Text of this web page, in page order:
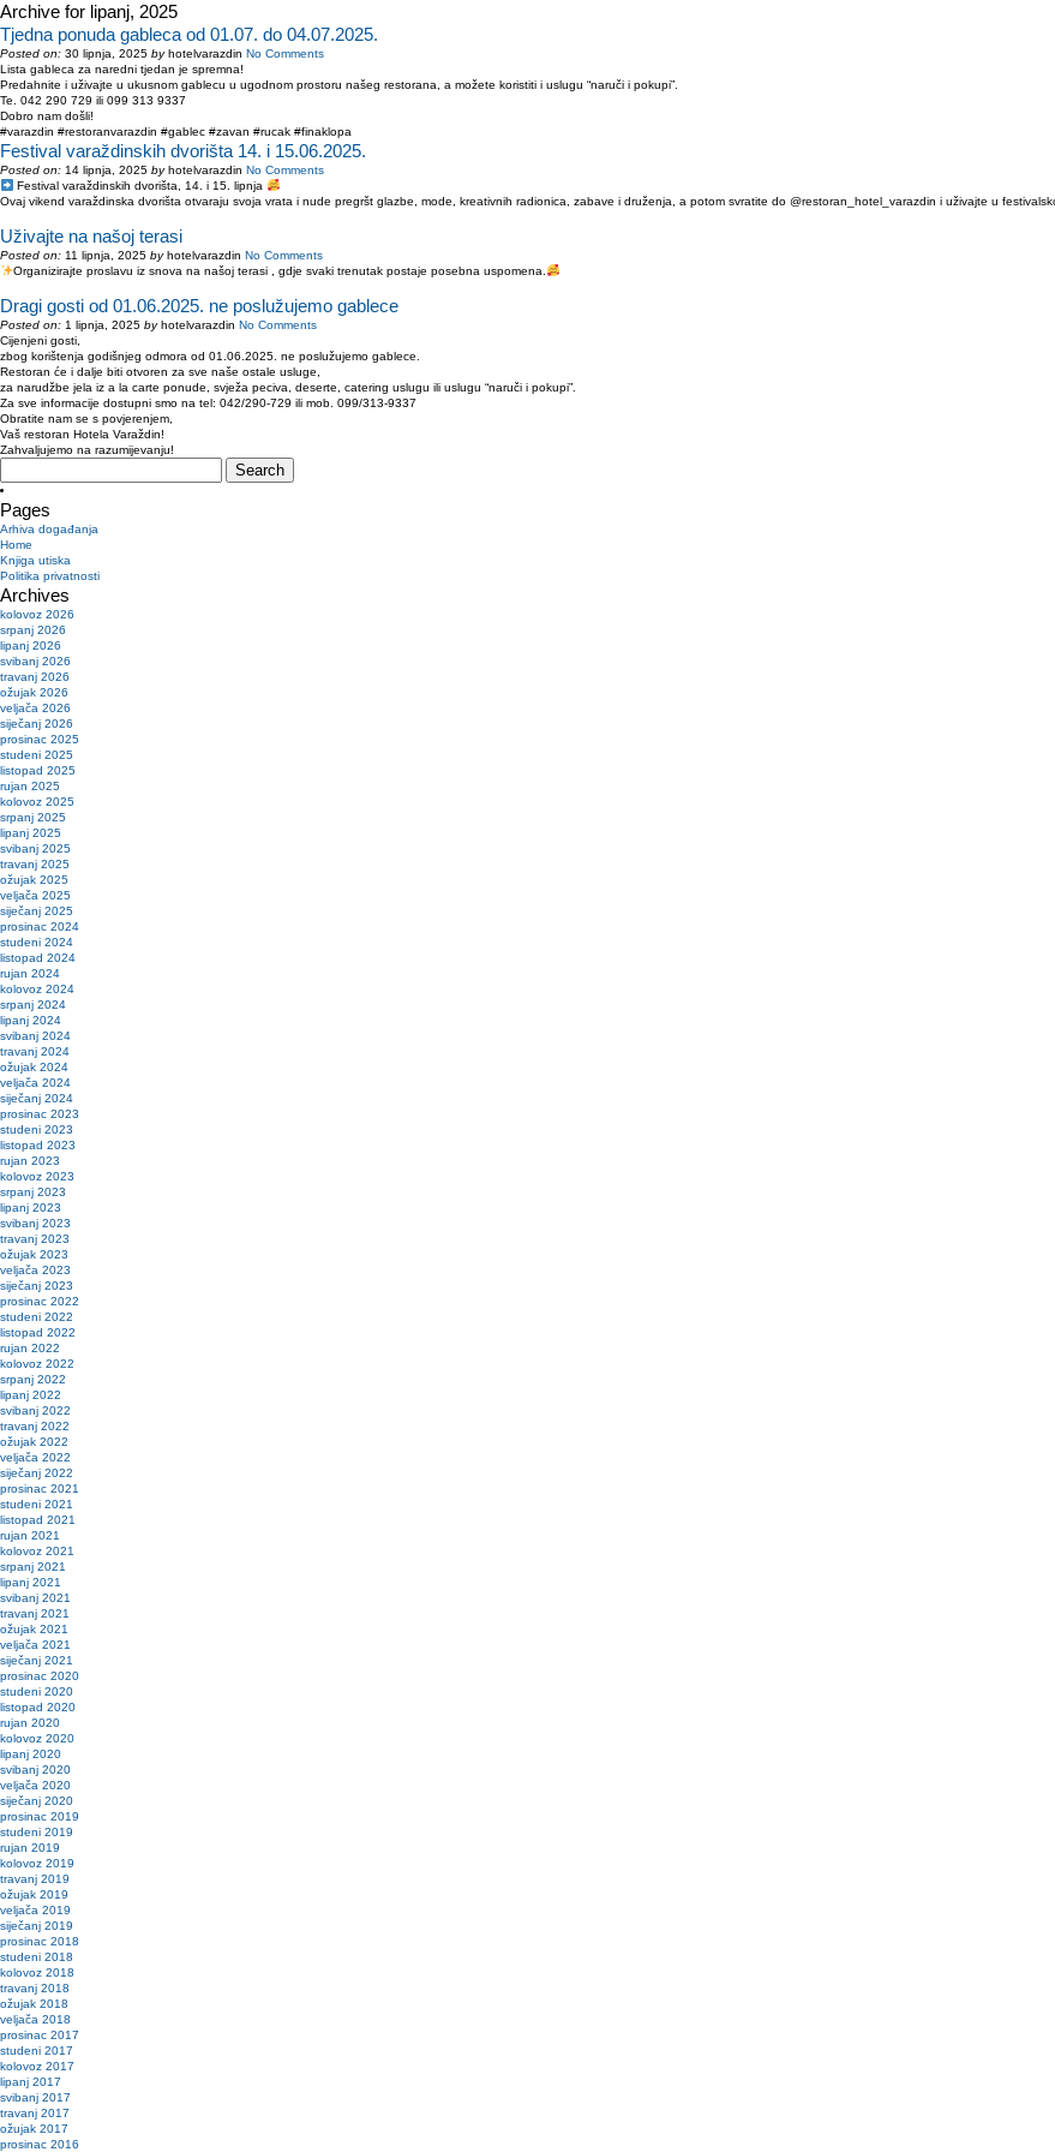
Archive for lipanj, 2025
Tjedna ponuda gableca od 01.07. do 04.07.2025.
Posted on: 30 lipnja, 2025 byhotelvarazdin No Comments
Lista gableca za naredni tjedan je spremna!
Predahnite i uživajte u ukusnom gablecu u ugodnom prostoru našeg restorana, a možete koristiti i uslugu “naruči i pokupi”.
Te. 042 290 729 ili 099 313 9337
Dobro nam došli!
#varazdin #restoranvarazdin #gablec #zavan #rucak #finaklopa
Festival varaždinskih dvorišta 14. i 15.06.2025.
Posted on: 14 lipnja, 2025 byhotelvarazdin No Comments
Festival varaždinskih dvorišta, 14. i 15. lipnja
Ovaj vikend varaždinska dvorišta otvaraju svoja vrata i nude pregršt glazbe, mode, kreativnih radionica, zabave i druženja, a potom svratite do @restoran_hotel_varazdin i uživajte u
Uživajte na našoj terasi
Posted on: 11 lipnja, 2025 byhotelvarazdin No Comments
Organizirajte proslavu iz snova na našoj terasi , gdje svaki trenutak postaje posebna uspomena.
Dragi gosti od 01.06.2025. ne poslužujemo gablece
Posted on: 1 lipnja, 2025 byhotelvarazdin No Comments
Cijenjeni gosti,
zbog korištenja godišnjeg odmora od 01.06.2025. ne poslužujemo gablece.
Restoran će i dalje biti otvoren za sve naše ostale usluge,
za narudžbe jela iz a la carte ponude, svježa peciva, deserte, catering uslugu ili uslugu “naruči i pokupi”.
Za sve informacije dostupni smo na tel: 042/290-729 ili mob. 099/313-9337
Obratite nam se s povjerenjem,
Vaš restoran Hotela Varaždin!
Zahvaljujemo na razumijevanju!
for:
Pages
Arhiva događanja
Home
Knjiga utiska
Politika privatnosti
Archives
kolovoz 2026
srpanj 2026
lipanj 2026
svibanj 2026
travanj 2026
ožujak 2026
veljača 2026
siječanj 2026
prosinac 2025
studeni 2025
listopad 2025
rujan 2025
kolovoz 2025
srpanj 2025
lipanj 2025
svibanj 2025
travanj 2025
ožujak 2025
veljača 2025
siječanj 2025
prosinac 2024
studeni 2024
listopad 2024
rujan 2024
kolovoz 2024
srpanj 2024
lipanj 2024
svibanj 2024
travanj 2024
ožujak 2024
veljača 2024
siječanj 2024
prosinac 2023
studeni 2023
listopad 2023
rujan 2023
kolovoz 2023
srpanj 2023
lipanj 2023
svibanj 2023
travanj 2023
ožujak 2023
veljača 2023
siječanj 2023
prosinac 2022
studeni 2022
listopad 2022
rujan 2022
kolovoz 2022
srpanj 2022
lipanj 2022
svibanj 2022
travanj 2022
ožujak 2022
veljača 2022
siječanj 2022
prosinac 2021
studeni 2021
listopad 2021
rujan 2021
kolovoz 2021
srpanj 2021
lipanj 2021
svibanj 2021
travanj 2021
ožujak 2021
veljača 2021
siječanj 2021
prosinac 2020
studeni 2020
listopad 2020
rujan 2020
kolovoz 2020
lipanj 2020
svibanj 2020
veljača 2020
siječanj 2020
prosinac 2019
studeni 2019
rujan 2019
kolovoz 2019
travanj 2019
ožujak 2019
veljača 2019
siječanj 2019
prosinac 2018
studeni 2018
kolovoz 2018
travanj 2018
ožujak 2018
veljača 2018
prosinac 2017
studeni 2017
kolovoz 2017
lipanj 2017
svibanj 2017
travanj 2017
ožujak 2017
prosinac 2016